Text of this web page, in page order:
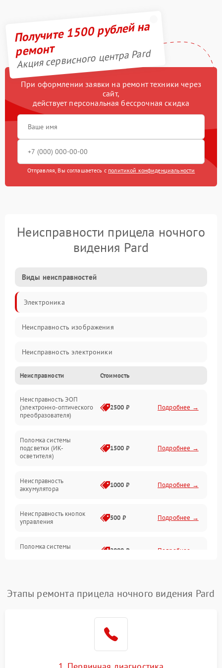
Получите 1500 рублей на
ремонт
Акция сервисного центра Pard
При оформлении заявки на ремонт техники через
сайт,
действует персональная бессрочная скидка
Отправляя, Вы соглашаетесь с политикой конфиденциальности
Неисправности прицела ночного
видения Pard
Виды неисправностей
Электроника
Неисправность изображения
Неисправность электроники
Механические повреждения
Неисправность управления
Оптика
Неисправности Стоимость
Неисправность ЭОП
(электронно-оптического
преобразователя)
2500 ₽ Подробнее →
Поломка системы
подсветки (ИК-
осветителя)
1500 ₽ Подробнее →
Неисправность
аккумулятора
1000 ₽ Подробнее →
Неисправность кнопок
управления
500 ₽ Подробнее →
Поломка системы
2000 ₽ Подробнее →
1000 ₽
Этапы ремонта прицела ночного видения Pard